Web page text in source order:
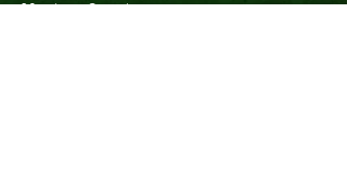
Montag - Samstag